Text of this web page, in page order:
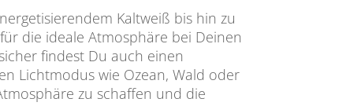
Kaltweiß bis hin zu
die ideale Atmosphäre bei Deinen
findest Du auch einen
Lichtmodus wie Ozean, Wald oder
zu schaffen und die